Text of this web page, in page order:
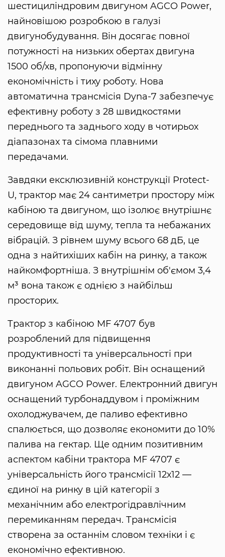
шестициліндровим двигуном AGCO Power,
найновішою розробкою в галузі
двигунобудування. Він досягає повної
потужності на низьких обертах двигуна
1500 об/хв, пропонуючи відмінну
економічність і тиху роботу. Нова
автоматична трансмісія Dyna-7 забезпечує
ефективну роботу з 28 швидкостями
переднього та заднього ходу в чотирьох
діапазонах та сімома плавними
передачами.
Завдяки ексклюзивній конструкції Protect-
U, трактор має 24 сантиметри простору між
кабіною та двигуном, що ізолює внутрішнє
середовище від шуму, тепла та небажаних
вібрацій. З рівнем шуму всього 68 дБ, це
одна з найтихіших кабін на ринку, а також
найкомфортніша. З внутрішнім об'ємом 3,4
м³ вона також є однією з найбільш
просторих.
Трактор з кабіною MF 4707 був
розроблений для підвищення
продуктивності та універсальності при
виконанні польових робіт. Він оснащений
двигуном AGCO Power. Електронний двигун
оснащений турбонаддувом і проміжним
охолоджувачем, де паливо ефективно
спалюється, що дозволяє економити до 10%
палива на гектар. Ще одним позитивним
аспектом кабіни трактора MF 4707 є
універсальність його трансмісії 12х12 —
єдиної на ринку в цій категорії з
механічним або електрогідравлічним
перемиканням передач. Трансмісія
створена за останнім словом техніки і є
економічно ефективною.